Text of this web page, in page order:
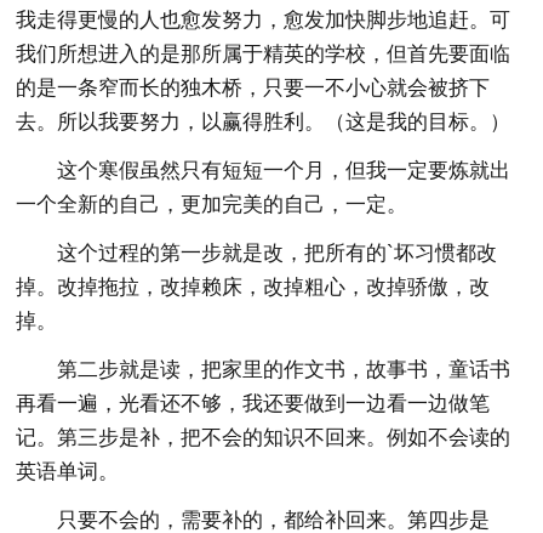
我走得更慢的人也愈发努力，愈发加快脚步地追赶。可
我们所想进入的是那所属于精英的学校，但首先要面临
的是一条窄而长的独木桥，只要一不小心就会被挤下
去。所以我要努力，以赢得胜利。（这是我的目标。）
这个寒假虽然只有短短一个月，但我一定要炼就出
一个全新的自己，更加完美的自己，一定。
这个过程的第一步就是改，把所有的`坏习惯都改
掉。改掉拖拉，改掉赖床，改掉粗心，改掉骄傲，改
掉。
第二步就是读，把家里的作文书，故事书，童话书
再看一遍，光看还不够，我还要做到一边看一边做笔
记。第三步是补，把不会的知识不回来。例如不会读的
英语单词。
只要不会的，需要补的，都给补回来。第四步是